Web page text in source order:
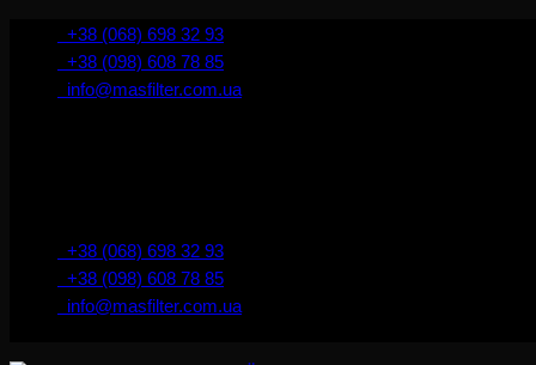
İçeriğe+38 (068) 698 32 93
+38 (098) 608 78 85
info@masfilter.com.ua
+38 (068) 698 32 93
+38 (098) 608 78 85
info@masfilter.com.ua